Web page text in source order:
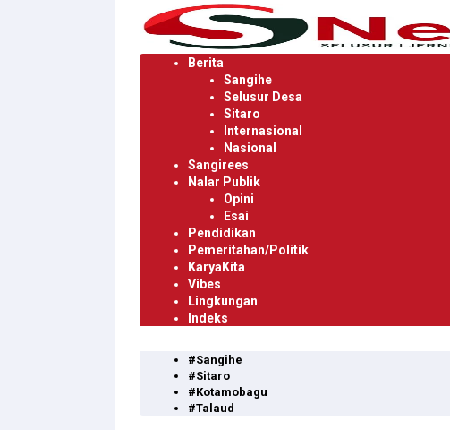
Langsung
Berita
Sangihe
Selusur Desa
Sitaro
Internasional
Nasional
Sangirees
Nalar Publik
Opini
Esai
Pendidikan
Pemeritahan/Politik
KaryaKita
Vibes
Lingkungan
Indeks
#Sangihe
#Sitaro
#Kotamobagu
#Talaud